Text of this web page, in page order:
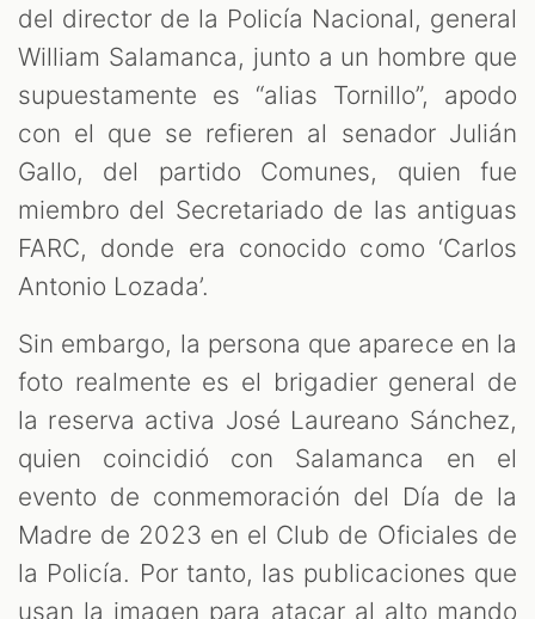
del director de la Policía Nacional, general
William Salamanca, junto a un hombre que
supuestamente es “alias Tornillo”, apodo
con el que se refieren al senador Julián
Gallo, del partido Comunes, quien fue
miembro del Secretariado de las antiguas
FARC, donde era conocido como ‘Carlos
Antonio Lozada’.
Sin embargo, la persona que aparece en la
foto realmente es el brigadier general de
la reserva activa José Laureano Sánchez,
quien coincidió con Salamanca en el
evento de conmemoración del Día de la
Madre de 2023 en el Club de Oficiales de
la Policía. Por tanto, las publicaciones que
usan la imagen para atacar al alto mando